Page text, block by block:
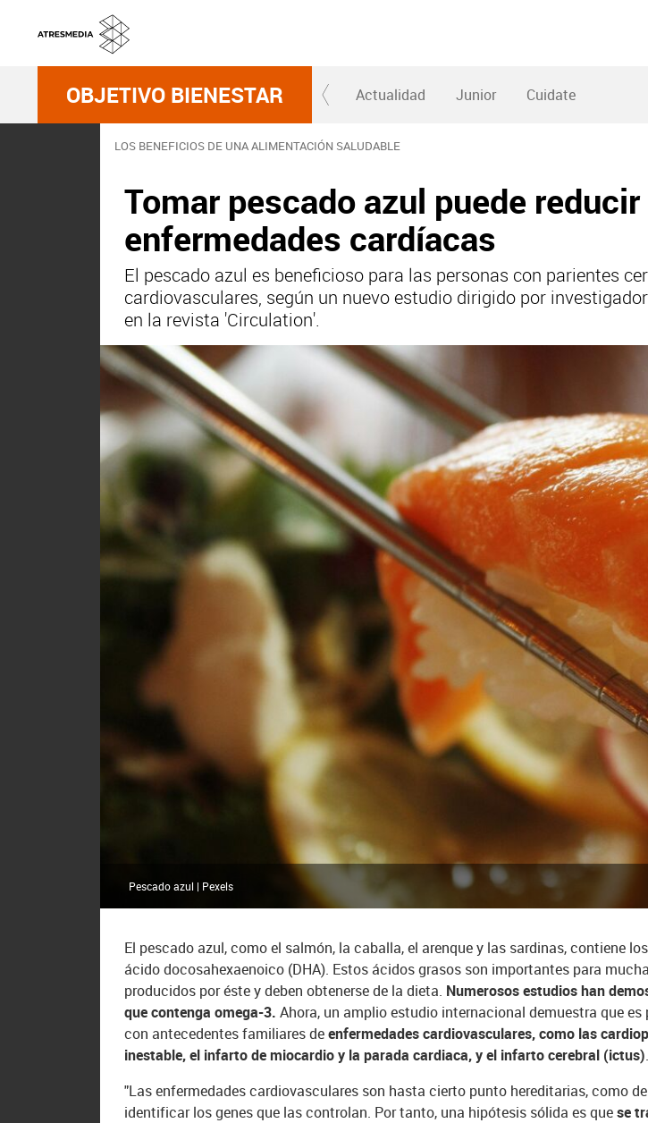
OBJETIVO BIENESTAR Actualidad Junior Cuidate
LOS BENEFICIOS DE UNA ALIMENTACIÓN SALUDABLE
Tomar pescado azul puede
enfermedades cardíacas
El pescado azul es beneficioso para las personas con parientes
cardiovasculares, según un nuevo estudio dirigido por
en la revista 'Circulation'.
Pescado azul | Pexels
El pescado azul, como el salmón, la caballa, el arenque y las sardinas, contiene
ácido docosahexaenoico (DHA). Estos ácidos grasos son importantes para
producidos por éste y deben obtenerse de la dieta. Numerosos estudios han
que contenga omega-3.Ahora, un amplio estudio internacional demuestra que
con antecedentes familiares deenfermedades cardiovasculares, como las
inestable, el infarto de miocardio y la parada cardiaca, y el infarto cerebral (ictus).
"Las enfermedades cardiovasculares son hasta cierto punto hereditarias, como
identificar los genes que las controlan. Por tanto, una hipótesis sólida es quese